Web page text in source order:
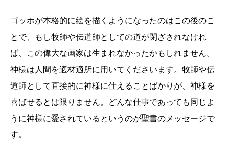
ゴッホが本格的に絵を描くようになったのはこの後のこ
とで、もし牧師や伝道師としての道が閉ざされなけれ
ば、この偉大な画家は生まれなかったかもしれません。
神様は人間を適材適所に用いてくださいます。牧師や伝
道師として直接的に神様に仕えることばかりが、神様を
喜ばせるとは限りません。どんな仕事であっても同じよ
うに神様に愛されているというのが聖書のメッセージで
す。